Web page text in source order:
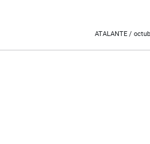
ATALANTE / o